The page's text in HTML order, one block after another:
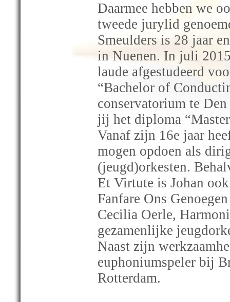
Daarmee hebben we
tweede jurylid
Smeulders is 28 jaar
in Nuenen. In juli
laude afgestudeerd
“Bachelor of
conservatorium te
jij het diploma
Vanaf zijn 16e jaar
mogen opdoen als
(jeugd)orkesten.
Et Virtute is Johan
Fanfare Ons
Cecilia Oerle,
gezamenlijke
Naast zijn
euphoniumspeler bij
Rotterdam.